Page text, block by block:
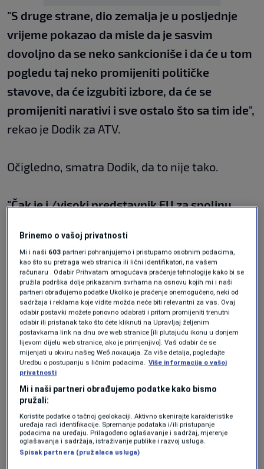
"S druge strane, dio zemalja je u posljednje
vrijeme pokazao da misle da je sasvim
dovoljno da se neko sankcioniše i da će u tom
pogledu taj neko promijeniti političke
stavove, da će izgubiti izbore, da će se
promijeniti narativi i sve ostalo što sa tim ide",
rekao je Dodik za ATV.
Očigledno, smatra Dodik, da to nije tako.
"Čak je i /visoki predstavnik EU za spoljnu
posjete BiH, rekao da vidi da u BiH nema
političke volje da se radi, te da ništa ne mogu
riješiti sankcije, što je tačno", naglasio je Dodik.
Prema njegovim riječima, potpuno je pogrešno
postavljena priča o tome da se neko
sankcioniše zato što politički ne odgovara.
Dodik je naveo da već odavno"briselska
administracija i State Department ne vode
računa šta piše u bilo kom dokumentu, počev
od ustava, nego izričito traže da se provode
Brinemo o vašoj privatnosti
Mi i naši 603 partneri pohranjujemo i pristupamo osobnim podacima,
kao što su pretraga web stranica ili lični identifikatori, na vašem
računaru . Odabir Prihvatam omogućava praćenje tehnologije kako bi se
pružila podrška dolje prikazanim svrhama na osnovu kojih mi i naši
partneri obrađujemo podatke Ukoliko je praćenje onemogućeno, neki od
sadržaja i reklama koje vidite možda neće biti relevantni za vas. Ovaj
odabir postavki možete ponovno odabrati i pritom promijeniti trenutni
odabir ili pristanak tako što ćete kliknuti na Upravljaj željenim
postavkama link na dnu ove web stranice [ili plutajuću ikonu u donjem
lijevom dijelu web stranice, ako je primjenjivo]. Vaš odabir će se
mijenjati u okviru našeg Wеб локација. Za više detalja, pogledajte
Uredbu o postupanju s ličnim podacima. Više informacija o vašoj
privatnosti
Mi i naši partneri obrađujemo podatke kako bismo
pružali:
Koristite podatke o tačnoj geolokaciji. Aktivno skenirajte karakteristike
uređaja radi identifikacije. Spremanje podataka i/ili pristupanje
podacima na uređaju. Prilagođeno oglašavanje i sadržaj, mjerenje
oglašavanja i sadržaja, istraživanje publike i razvoj usluga.
Spisak partnera (pružalaca usluga)